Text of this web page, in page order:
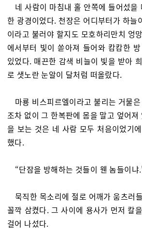
네 사람이 마침내 홀 안쪽에 들어섰을
한 광경이었다. 천장은 어디부터가 하늘
이라고 불러야 할지도 모호하리만치 엉
에서부터 빛이 쏟아져 들어와 캄캄한
있었다. 매끈한 감색 비늘이 빛을 받아
로 샛노란 눈알이 달처럼 떠올랐다.
마룡 비스피르엘이라고 불리는 거물
조차 없이 그 한복판에 몸을 말고 엎어
을 보는 것은 네 사람 모두 처음이었기
했다.
“단잠을 방해하는 것들이 웬 놈들이냐
묵직한 목소리에 절로 어깨가 움츠러
꼴깍 삼켰다. 그 사이에 용사가 먼저 칼
걸어 나섰다.